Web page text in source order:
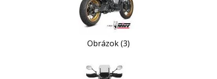
Obrázok (3)